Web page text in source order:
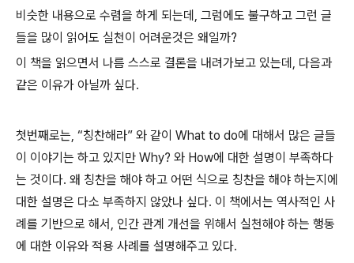
비슷한 내용으로 수렴을 하게 되는데, 그럼에도 불구하고 그런 글
들을 많이 읽어도 실천이 어려운것은 왜일까?
이 책을 읽으면서 나름 스스로 결론을 내려가보고 있는데, 다음과
같은 이유가 아닐까 싶다.
첫번째로는, “칭찬해라” 와 같이 What to do에 대해서 많은 글들
이 이야기는 하고 있지만 Why? 와 How에 대한 설명이 부족하다
는 것이다. 왜 칭찬을 해야 하고 어떤 식으로 칭찬을 해야 하는지에
대한 설명은 다소 부족하지 않았나 싶다. 이 책에서는 역사적인 사
례를 기반으로 해서, 인간 관계 개선을 위해서 실천해야 하는 행동
에 대한 이유와 적용 사례를 설명해주고 있다.